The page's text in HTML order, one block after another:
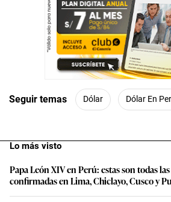
Seguir temas Dólar Dólar En
Lo más visto
Papa León XIV en Perú: estas son todas
confirmadas en Lima, Chiclayo, Cusco y